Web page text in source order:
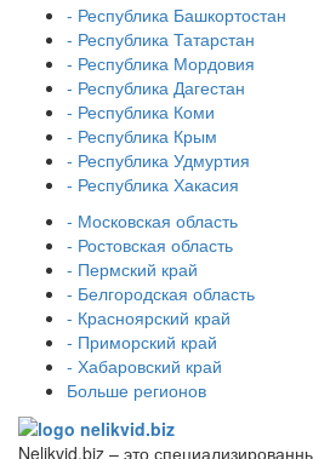
- Республика Башкортостан
- Республика Татарстан
- Республика Мордовия
- Республика Дагестан
- Республика Коми
- Республика Крым
- Республика Удмуртия
- Республика Хакасия
- Московская область
- Ростовская область
- Пермский край
- Белгородская область
- Красноярский край
- Приморский край
- Хабаровский край
Больше регионов
Nelikvid.biz – это